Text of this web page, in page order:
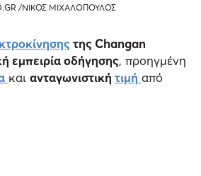
/ΝΙΚΟΣ ΜΙΧΑΛΟΠΟΥΛΟΣ
της Changan
εμπειρία οδήγησης, προηγμένη
και ανταγωνιστική τιμή από